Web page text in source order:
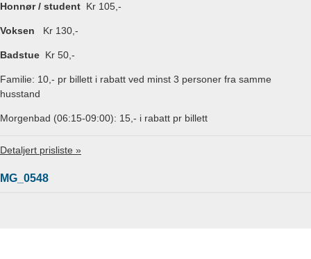
Honnør / student Kr 105,-
Voksen Kr 130,-
Badstue Kr 50,-
Familie: 10,- pr billett i rabatt ved minst 3 personer fra samme
husstand
Morgenbad (06:15-09:00): 15,- i rabatt pr billett
Detaljert prisliste »
MG_0548